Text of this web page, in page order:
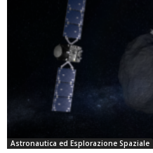
Astronautica ed Esplorazione Spaziale